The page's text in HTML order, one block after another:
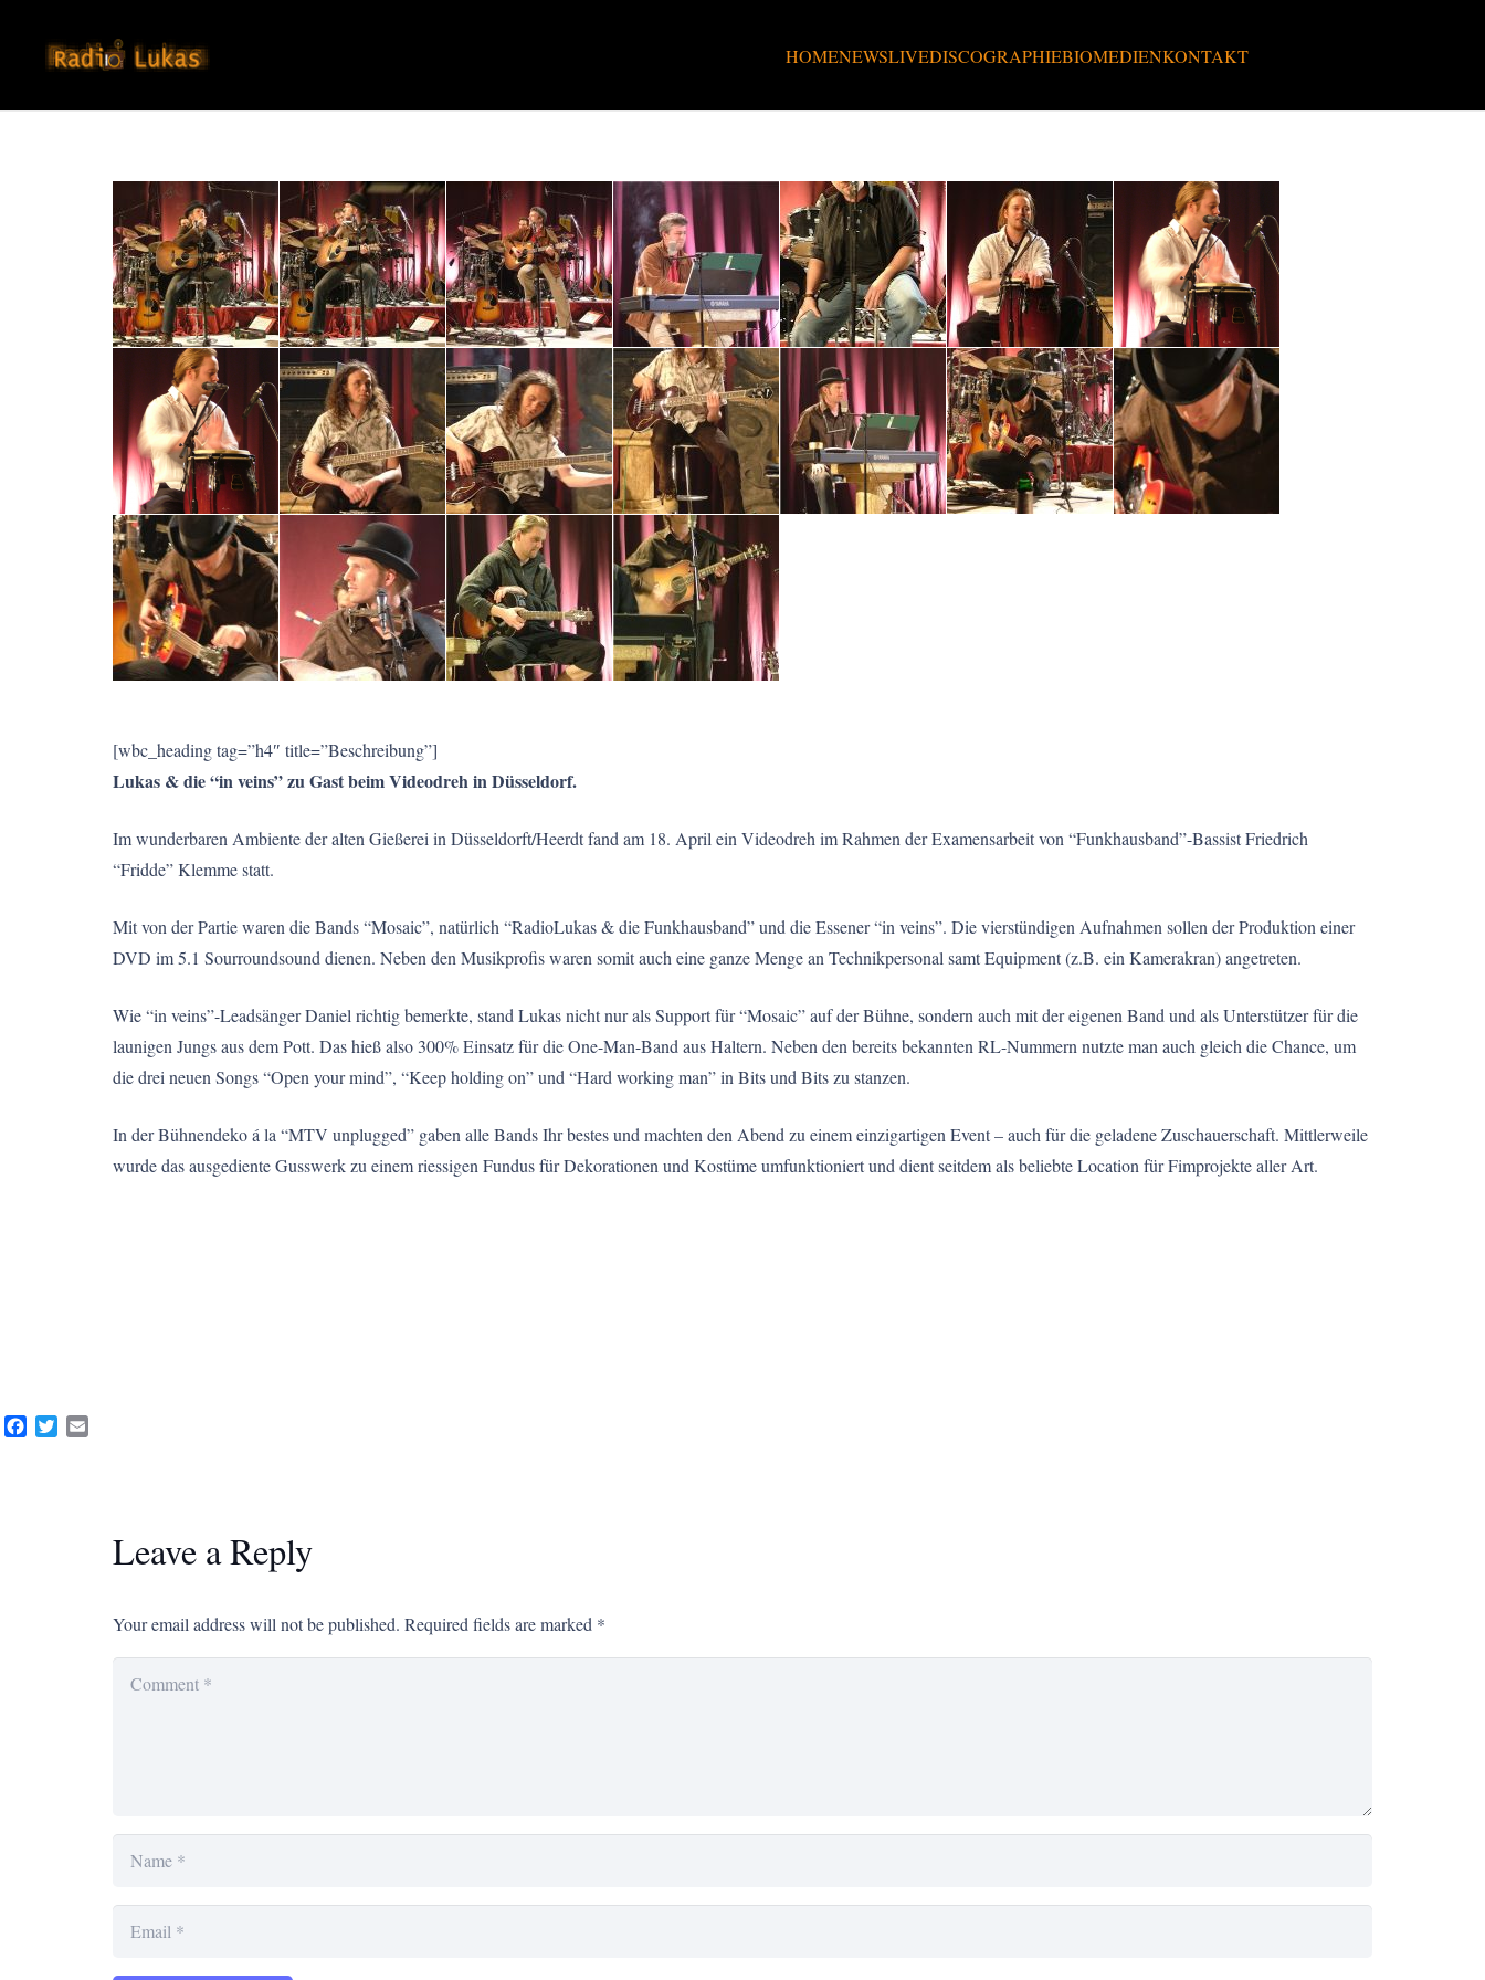
HOMENEWSLIVEDISCOGRAPHIEBIOMEDIENKONTAKT
[wbc_heading tag=”h4″ title=”Beschreibung”]
Lukas & die “in veins” zu Gast beim Videodreh in Düsseldorf.
Im wunderbaren Ambiente der alten Gießerei in Düsseldorft/Heerdt fand am 18. April ein Videodreh im Rahmen der Examensarbeit von “Funkhausband”-Bassist Friedrich
“Fridde” Klemme statt.
Mit von der Partie waren die Bands “Mosaic”, natürlich “RadioLukas & die Funkhausband” und die Essener “in veins”. Die vierstündigen Aufnahmen sollen der Produktion einer
DVD im 5.1 Sourroundsound dienen. Neben den Musikprofis waren somit auch eine ganze Menge an Technikpersonal samt Equipment (z.B. ein Kamerakran) angetreten.
Wie “in veins”-Leadsänger Daniel richtig bemerkte, stand Lukas nicht nur als Support für “Mosaic” auf der Bühne, sondern auch mit der eigenen Band und als Unterstützer für die
launigen Jungs aus dem Pott. Das hieß also 300% Einsatz für die One-Man-Band aus Haltern. Neben den bereits bekannten RL-Nummern nutzte man auch gleich die Chance, um
die drei neuen Songs “Open your mind”, “Keep holding on” und “Hard working man” in Bits und Bits zu stanzen.
In der Bühnendeko á la “MTV unplugged” gaben alle Bands Ihr bestes und machten den Abend zu einem einzigartigen Event – auch für die geladene Zuschauerschaft. Mittlerweile
wurde das ausgediente Gusswerk zu einem riessigen Fundus für Dekorationen und Kostüme umfunktioniert und dient seitdem als beliebte Location für Fimprojekte aller Art.
Facebook
Twitter
Leave a Reply
Your email address will not be published. Required fields are marked *